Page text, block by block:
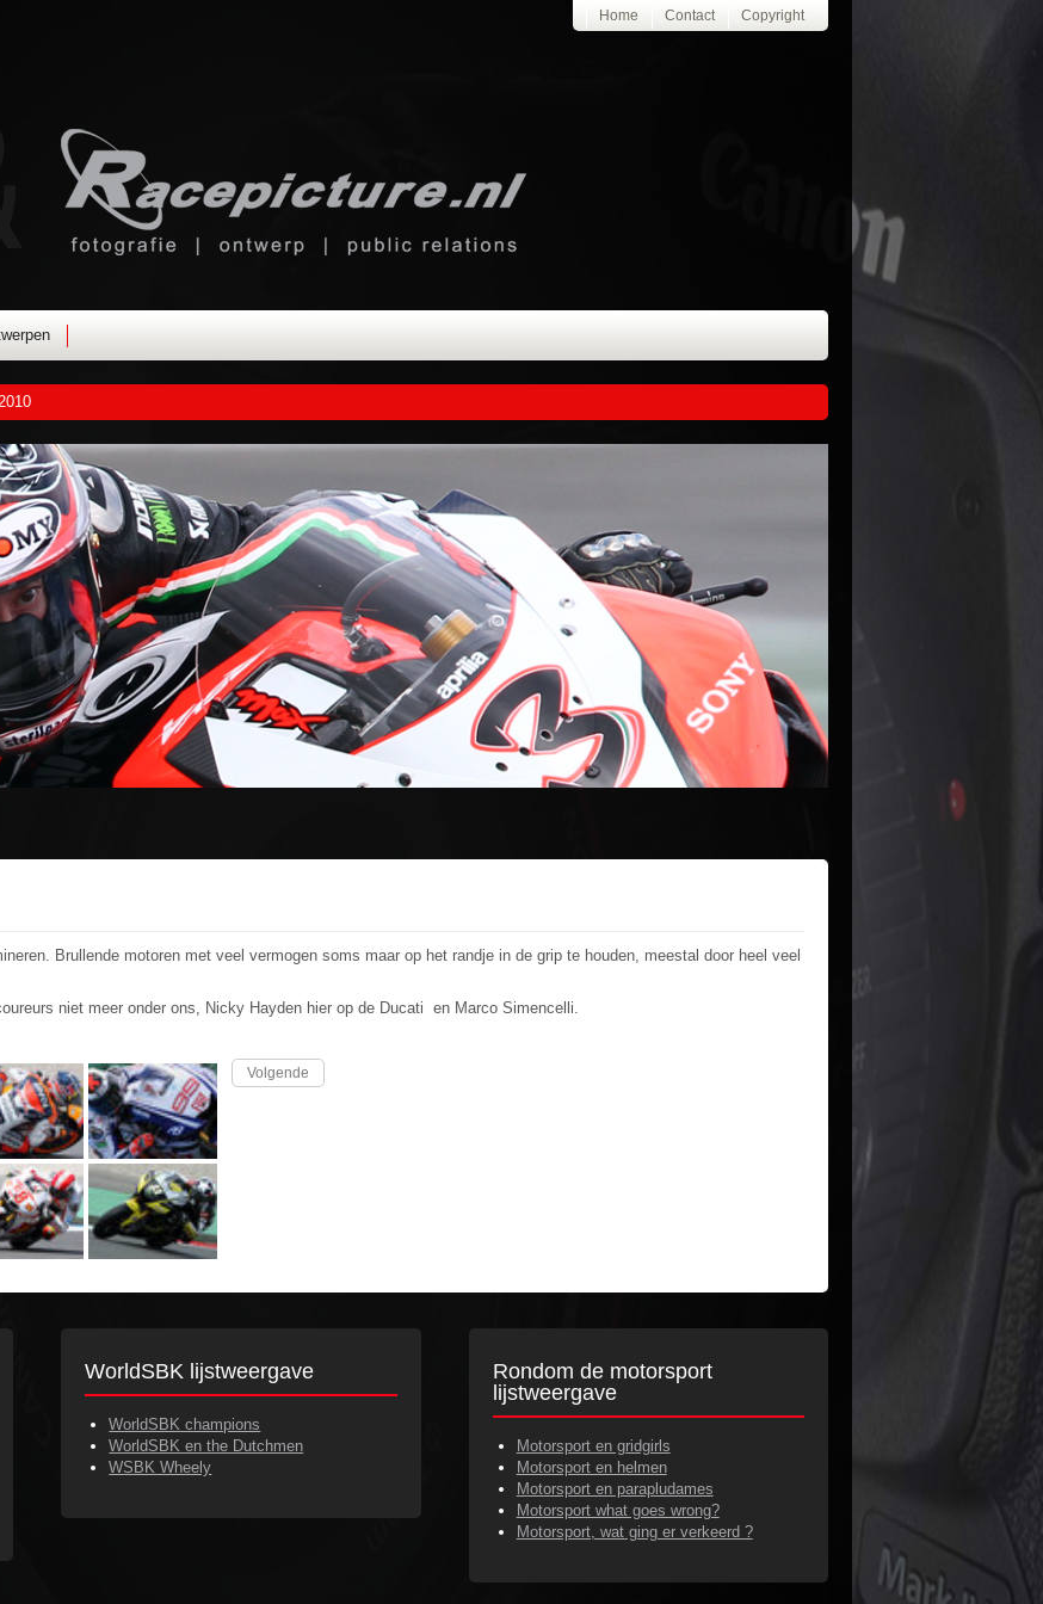
Home Contact Copyright
Brullende motoren met veel vermogen soms maar op het randje in de grip te houden, meestal door heel veel
niet meer onder ons, Nicky Hayden hier op de Ducati en Marco Simencelli.
Volgende
WorldSBK lijstweergave
WorldSBK champions
WorldSBK en the Dutchmen
WSBK Wheely
Rondom de motorsport
lijstweergave
Motorsport en gridgirls
Motorsport en helmen
Motorsport en parapludames
Motorsport what goes wrong?
Motorsport, wat ging er verkeerd ?